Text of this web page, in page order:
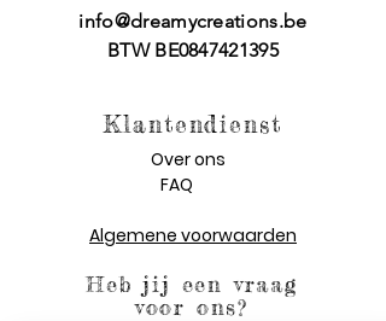
info@dreamycreations.be
BTW BE0847421395
Klantendienst
Over ons
FAQ
Algemene voorwaarden
Heb jij een vraag
voor ons?